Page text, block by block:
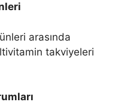
arasında
takviyeleri